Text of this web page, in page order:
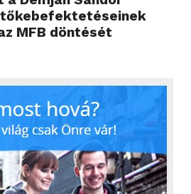
MFB döntését